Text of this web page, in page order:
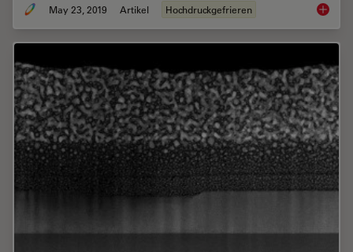
May 23, 2019 Artikel Hochdruckgefrieren Expert